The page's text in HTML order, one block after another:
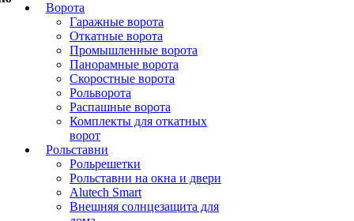
Ворота
Гаражные ворота
Откатные ворота
Промышленные ворота
Панорамные ворота
Скоростные ворота
Рольворота
Распашные ворота
Комплекты для откатных
ворот
Рольставни
Рольрешетки
Рольставни на окна и двери
Alutech Smart
Внешняя солнцезащита для